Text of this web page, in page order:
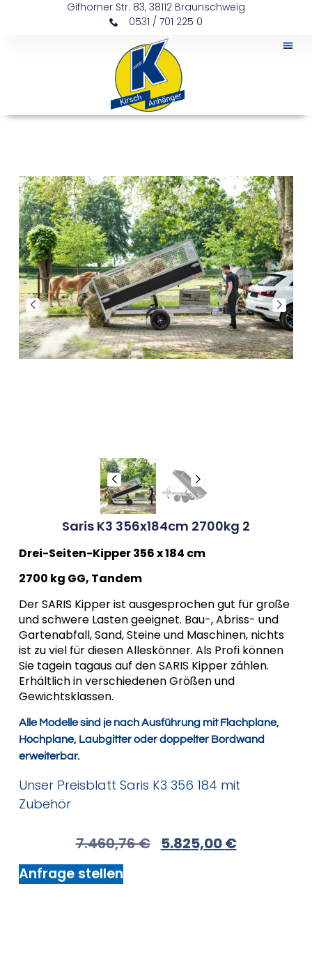
Gifhorner Str. 83, 38112 Braunschweig
0531 / 701 225 0
Saris K3 356x184cm 2700kg 2
Drei-Seiten-Kipper 356 x 184 cm
2700 kg GG, Tandem
Der SARIS Kipper ist ausgesprochen gut für große
und schwere Lasten geeignet. Bau-, Abriss- und
Gartenabfall, Sand, Steine und Maschinen, nichts
ist zu viel für diesen Alleskönner. Als Profi können
Sie tagein tagaus auf den SARIS Kipper zählen.
Erhältlich in verschiedenen Größen und
Gewichtsklassen.
Alle Modelle sind je nach Ausführung mit Flachplane,
Hochplane, Laubgitter oder doppelter Bordwand
erweiterbar.
Unser Preisblatt Saris K3 356 184 mit
Zubehör
7.460,76€ 5.825,00€
Anfrage stellen